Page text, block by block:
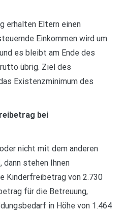
erhalten Eltern einen
Einkommen wird um
es bleibt am Ende des
übrig. Ziel des
Existenzminimum des
bei
nicht mit dem anderen
stehen Ihnen
Kinderfreibetrag von 2.730
für die Betreuung,
in Höhe von 1.464